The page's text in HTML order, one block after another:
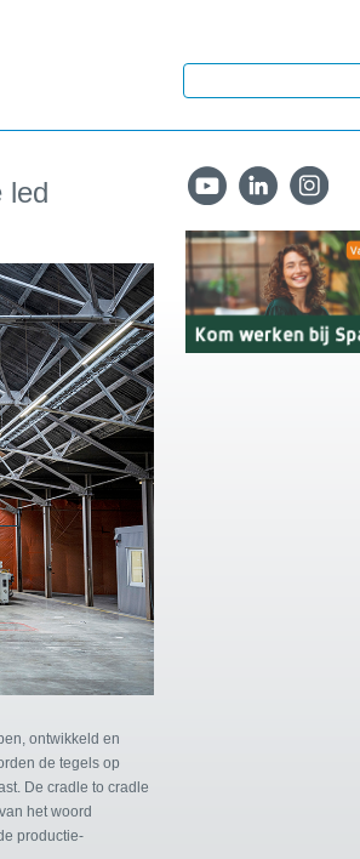
led
ontwikkeld en
de tegels op
De cradle to cradle
het woord
productie-